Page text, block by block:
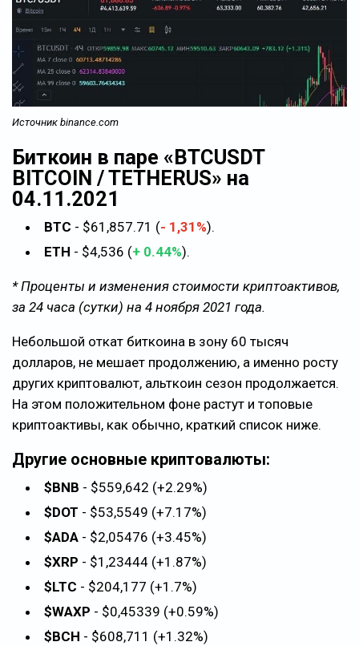
Источник binance.com
Биткоин в паре «BTCUSDT
BITCOIN / TETHERUS» на
04.11.2021
BTC - $61,857.71 (- 1,31%).
ETH - $4,536 (+ 0.44%).
* Проценты и изменения стоимости криптоактивов,
за 24 часа (сутки) на 4 ноября 2021 года.
Небольшой откат биткоина в зону 60 тысяч
долларов, не мешает продолжению, а именно росту
других криптовалют, альткоин сезон продолжается.
На этом положительном фоне растут и топовые
криптоактивы, как обычно, краткий список ниже.
Другие основные криптовалюты:
$BNB - $559,642 (+2.29%)
$DOT - $53,5549 (+7.17%)
$ADA - $2,05476 (+3.45%)
$XRP - $1,23444 (+1.87%)
$LTC - $204,177 (+1.7%)
$WAXP - $0,45339 (+0.59%)
$BCH - $608,711 (+1.32%)